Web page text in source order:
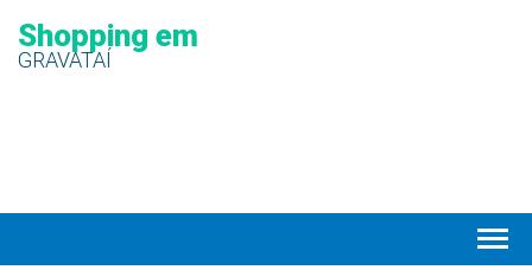
Shopping em
GRAVATAÍ